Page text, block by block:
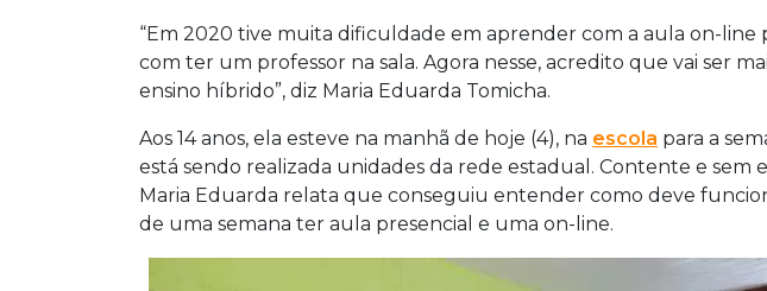
“Em 2020 tive muita dificuldade em aprender com a aula on-line
com ter um professor na sala. Agora nesse, acredito que vai ser
ensino híbrido”, diz Maria Eduarda Tomicha.
Aos 14 anos, ela esteve na manhã de hoje (4), na escola para a
está sendo realizada unidades da rede estadual. Contente e sem
Maria Eduarda relata que conseguiu entender como deve
de uma semana ter aula presencial e uma on-line.